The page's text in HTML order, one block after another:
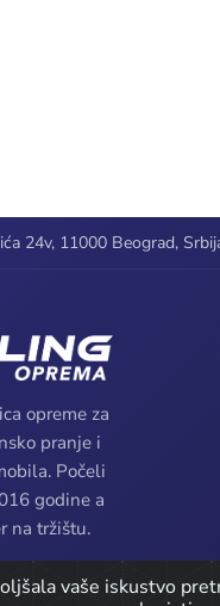
24v, 11000 Beograd,
opreme za
pranje i
Počeli
godine a
na tržištu.
vaše iskustvo